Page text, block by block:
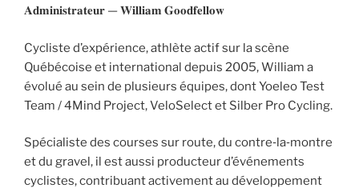
𝐀𝐝𝐦𝐢𝐧𝐢𝐬𝐭𝐫𝐚𝐭𝐞𝐮𝐫 — 𝐖𝐢𝐥𝐥𝐢𝐚𝐦 𝐆𝐨𝐨𝐝𝐟𝐞𝐥𝐥𝐨𝐰
Cycliste d’expérience, athlète actif sur la scène
Québécoise et international depuis 2005, William a
évolué au sein de plusieurs équipes, dont Yoeleo Test
Team / 4Mind Project, VeloSelect et Silber Pro Cycling.
Spécialiste des courses sur route, du contre‑la‑montre
et du gravel, il est aussi producteur d’événements
cyclistes, contribuant activement au développement